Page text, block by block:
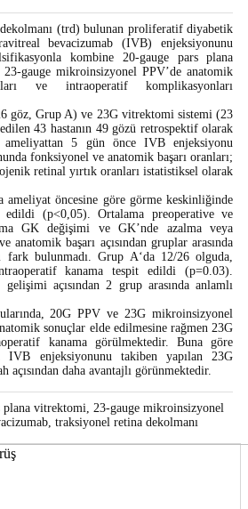
(trd) bulunan proliferatif diyabetik
bevacizumab (IVB) enjeksiyonunu
kombine 20-gauge pars plana
gauge mikroinsizyonel PPV’de anatomik
ve intraoperatif komplikasyonları
göz, Grup A) ve 23G vitrektomi sistemi (23
43 hastanın 49 gözü retrospektif olarak
ameliyattan 5 gün önce IVB enjeksiyonu
fonksiyonel ve anatomik başarı oranları;
retinal yırtık oranları istatistiksel olarak
ameliyat öncesine göre görme keskinliğinde
edildi (p<0,05). Ortalama preoperative ve
GK değişimi ve GK’nde azalma veya
anatomik başarı açısından gruplar arasında
fark bulunmadı. Grup A‘da 12/26 olguda,
kanama tespit edildi (p=0.03).
açısından 2 grup arasında anlamlı
20G PPV ve 23G mikroinsizyonel
sonuçlar elde edilmesine rağmen 23G
kanama görülmektedir. Buna göre
IVB enjeksiyonunu takiben yapılan 23G
açısından daha avantajlı görünmektedir.
plana vitrektomi, 23-gauge mikroinsizyonel
traksiyonel retina dekolmanı